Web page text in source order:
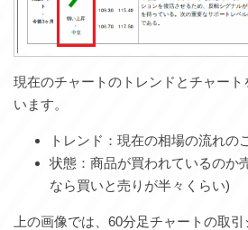
現在のチャートのトレンドとチャート
います。
トレンド：現在の相場の流れの
状態：商品が買われているのか
なら買いと売りが半々くらい)
上の画像では、60分足チャートの取